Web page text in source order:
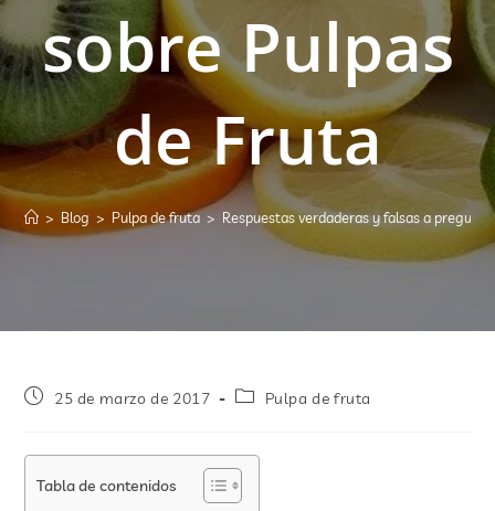
sobre Pulpas
de Fruta
> Blog > Pulpa de fruta > Respuestas verdaderas y falsas a
25 de marzo de 2017 Pulpa de fruta
Tabla de contenidos